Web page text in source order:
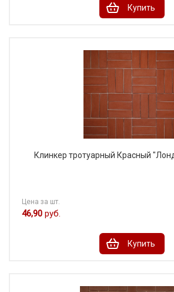
Купить
Клинкер тротуарный Красный
Цена за шт.
46,90 руб.
Купить